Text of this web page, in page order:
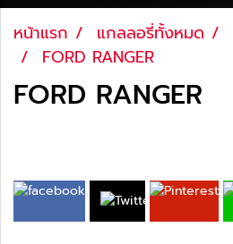
หน้าแรก แกลลอรี่ทั้งหมด
FORD RANGER
FORD RANGER